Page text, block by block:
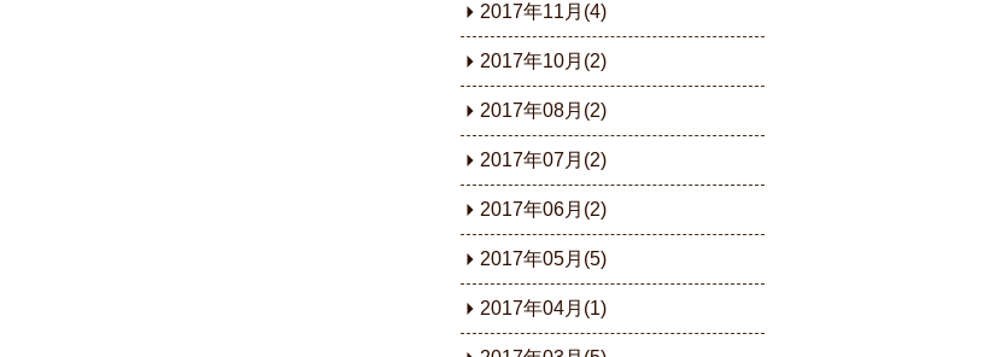
2017年11月(4)
2017年10月(2)
2017年08月(2)
2017年07月(2)
2017年06月(2)
2017年05月(5)
2017年04月(1)